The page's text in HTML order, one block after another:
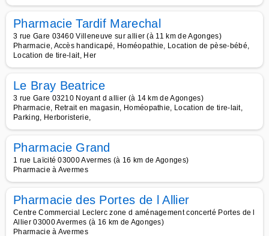
Pharmacie Tardif Marechal
3 rue Gare 03460 Villeneuve sur allier (à 11 km de Agonges)
Pharmacie, Accès handicapé, Homéopathie, Location de pèse-bébé,
Location de tire-lait, Her
Le Bray Beatrice
3 rue Gare 03210 Noyant d allier (à 14 km de Agonges)
Pharmacie, Retrait en magasin, Homéopathie, Location de tire-lait,
Parking, Herboristerie,
Pharmacie Grand
1 rue Laïcité 03000 Avermes (à 16 km de Agonges)
Pharmacie à Avermes
Pharmacie des Portes de l Allier
Centre Commercial Leclerc zone d aménagement concerté Portes de l
Allier 03000 Avermes (à 16 km de Agonges)
Pharmacie à Avermes